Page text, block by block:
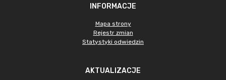
INFORMACJE
Mapa strony
Rejestr zmian
Statystyki odwiedzin
AKTUALIZACJE